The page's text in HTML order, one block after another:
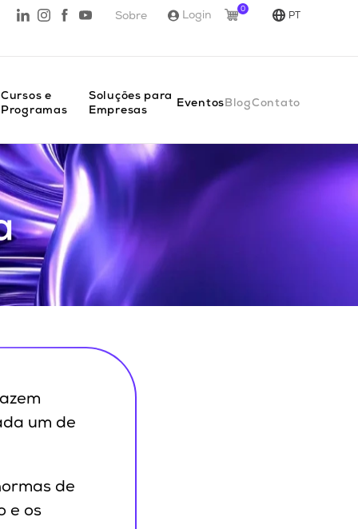
Sobre Login 0
PT
Cursos e
Programas
Soluções para
Empresas
EventosBlogContato
um de
de
e os